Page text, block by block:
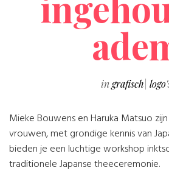
ingrafisch
Mieke Bouwens en Haruka Matsuo
vrouwen, met grondige kennis van
bieden je een luchtige workshop
traditionele Japanse theeceremonie.